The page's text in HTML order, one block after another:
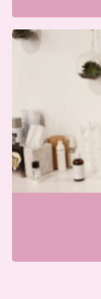
Blissfullcare